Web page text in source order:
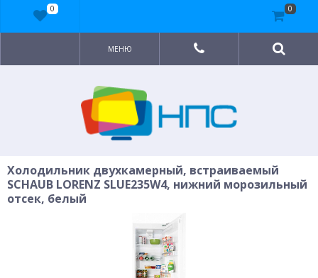
МЕНЮ
Холодильник двухкамерный, встраиваемый
SCHAUB LORENZ SLUE235W4, нижний морозильный
отсек, белый
0 0